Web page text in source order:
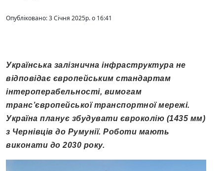
Опубліковано: 3 Січня 2025р. о 16:41
Українська залізнична інфраструктура не
відповідає європейським стандартам
інтероперабельності, вимогам
транс’європейської транспортної мережі.
Україна планує збудувати євроколію (1435 мм)
з Чернівців до Румунії. Роботи мають
виконати до 2030 року.